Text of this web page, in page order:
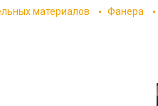
материалов Фанера